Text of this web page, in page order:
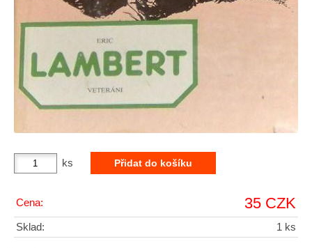
ks
Cena: 35 CZK
Sklad: 1 ks